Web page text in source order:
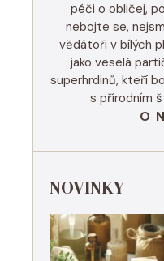
péči o obličej,
nebojte se,
vědátoři v bílých
jako veselá
superhrdinů, kteří
s přírodním
O
NOVINKY